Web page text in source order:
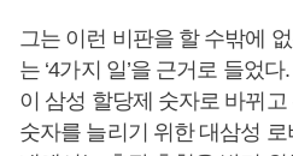
그는 이런 비판을 할 수밖에
는 ‘4가지 일’을 근거로 들었다
이 삼성 할당제 숫자로 바뀌
숫자를 늘리기 위한 대삼성